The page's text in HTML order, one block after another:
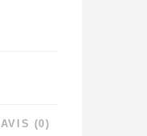
AVIS (0)